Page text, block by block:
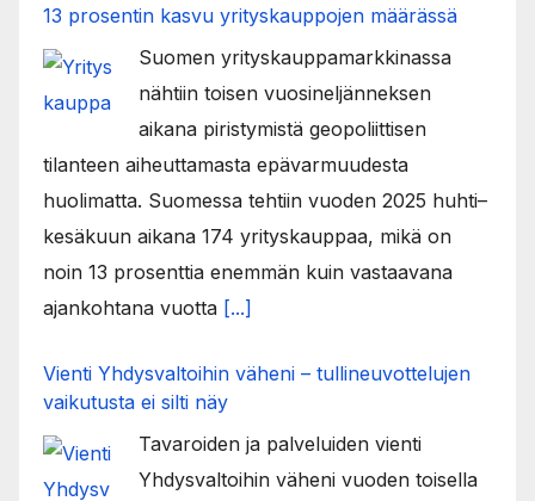
13 prosentin kasvu yrityskauppojen määrässä
Suomen yrityskauppamarkkinassa
nähtiin toisen vuosineljänneksen
aikana piristymistä geopoliittisen
tilanteen aiheuttamasta epävarmuudesta
huolimatta. Suomessa tehtiin vuoden 2025 huhti–
kesäkuun aikana 174 yrityskauppaa, mikä on
noin 13 prosenttia enemmän kuin vastaavana
ajankohtana vuotta [...]
Vienti Yhdysvaltoihin väheni – tullineuvottelujen
vaikutusta ei silti näy
Tavaroiden ja palveluiden vienti
Yhdysvaltoihin väheni vuoden toisella